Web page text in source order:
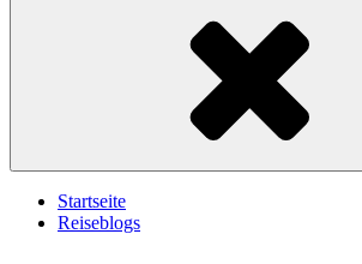
Startseite
Reiseblogs